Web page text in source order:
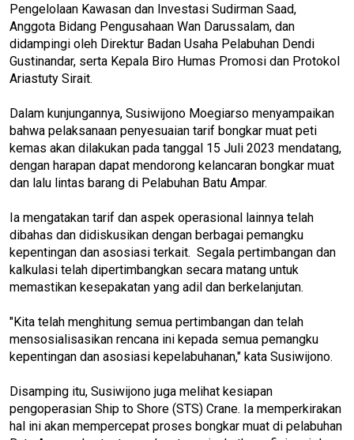
Pengelolaan Kawasan dan Investasi Sudirman Saad,
Anggota Bidang Pengusahaan Wan Darussalam, dan
didampingi oleh Direktur Badan Usaha Pelabuhan Dendi
Gustinandar, serta Kepala Biro Humas Promosi dan Protokol
Ariastuty Sirait.
Dalam kunjungannya, Susiwijono Moegiarso menyampaikan
bahwa pelaksanaan penyesuaian tarif bongkar muat peti
kemas akan dilakukan pada tanggal 15 Juli 2023 mendatang,
dengan harapan dapat mendorong kelancaran bongkar muat
dan lalu lintas barang di Pelabuhan Batu Ampar.
Ia mengatakan tarif dan aspek operasional lainnya telah
dibahas dan didiskusikan dengan berbagai pemangku
kepentingan dan asosiasi terkait. Segala pertimbangan dan
kalkulasi telah dipertimbangkan secara matang untuk
memastikan kesepakatan yang adil dan berkelanjutan.
"Kita telah menghitung semua pertimbangan dan telah
mensosialisasikan rencana ini kepada semua pemangku
kepentingan dan asosiasi kepelabuhanan," kata Susiwijono.
Disamping itu, Susiwijono juga melihat kesiapan
pengoperasian Ship to Shore (STS) Crane. Ia memperkirakan
hal ini akan mempercepat proses bongkar muat di pelabuhan